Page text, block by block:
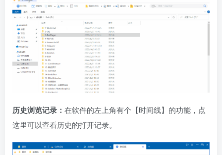
历史浏览记录： 在软件的左上角有个【时间线】的功能，点
这里可以查看历史的打开记录。